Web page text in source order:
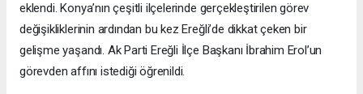
eklendi. Konya’nın çeşitli ilçelerinde gerçekleştirilen görev
değişikliklerinin ardından bu kez Ereğli’de dikkat çeken bir
gelişme yaşandı. Ak Parti Ereğli İlçe Başkanı İbrahim Erol’un
görevden affını istediği öğrenildi.